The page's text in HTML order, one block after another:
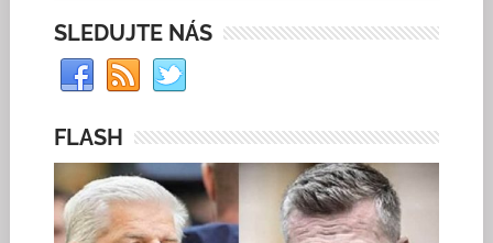
SLEDUJTE NÁS
FLASH